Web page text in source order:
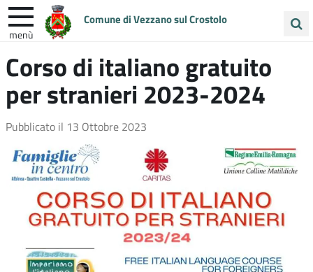
Comune di Vezzano sul Crostolo
menù
nel
sito
ENTRA IN COMUNE VIVI VEZZANO
UNIONE COLLINE MATILDICHE
Corso di italiano gratuito
per stranieri 2023-2024
Pubblicato il 13 Ottobre 2023